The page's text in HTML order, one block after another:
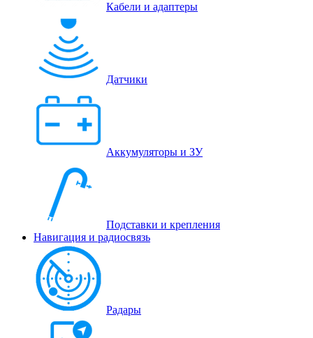
Кабели и адаптеры
Датчики
Аккумуляторы и ЗУ
Подставки и крепления
Навигация и радиосвязь
Радары